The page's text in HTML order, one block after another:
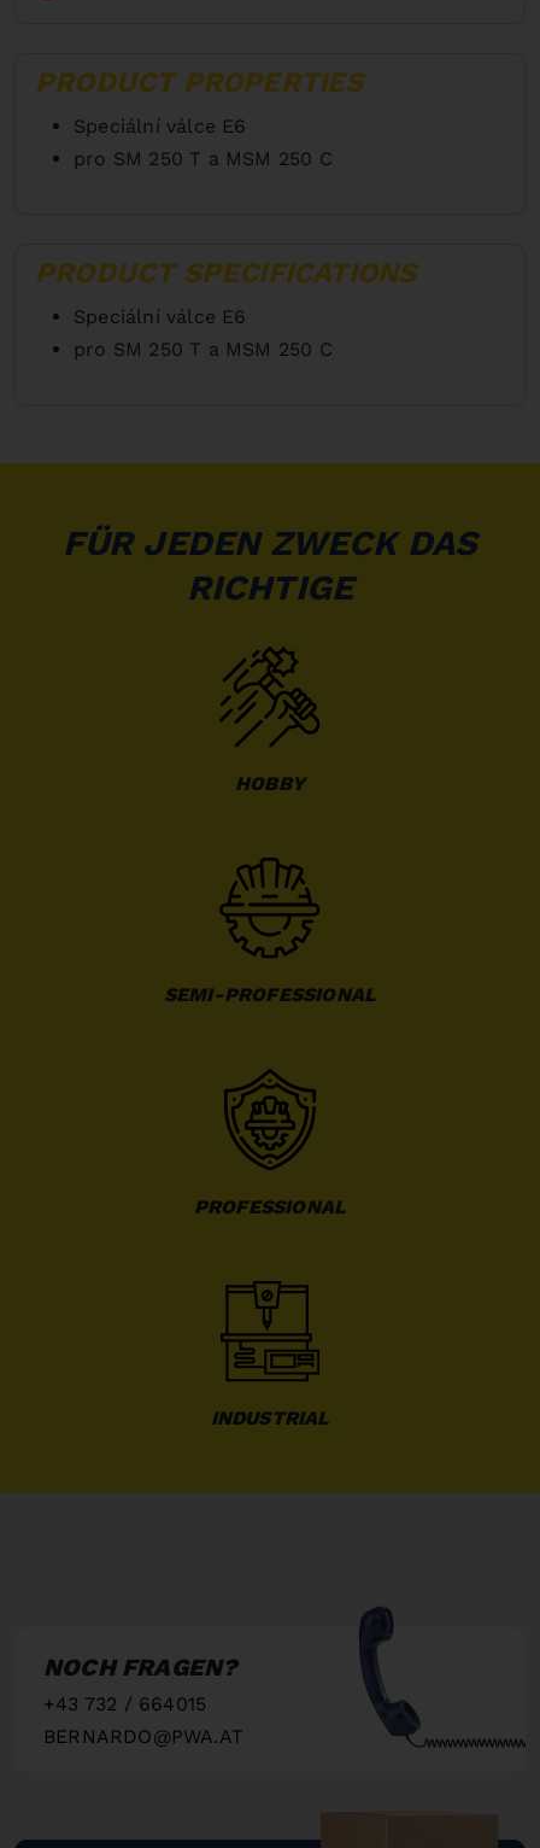
PRODUCT PROPERTIES
Speciální válce E6
pro SM 250 T a MSM 250 C
PRODUCT SPECIFICATIONS
Speciální válce E6
pro SM 250 T a MSM 250 C
FÜR JEDEN ZWECK DAS
RICHTIGE
HOBBY
SEMI-PROFESSIONAL
PROFESSIONAL
INDUSTRIAL
NOCH FRAGEN?
+43 732 / 664015
BERNARDO@PWA.AT